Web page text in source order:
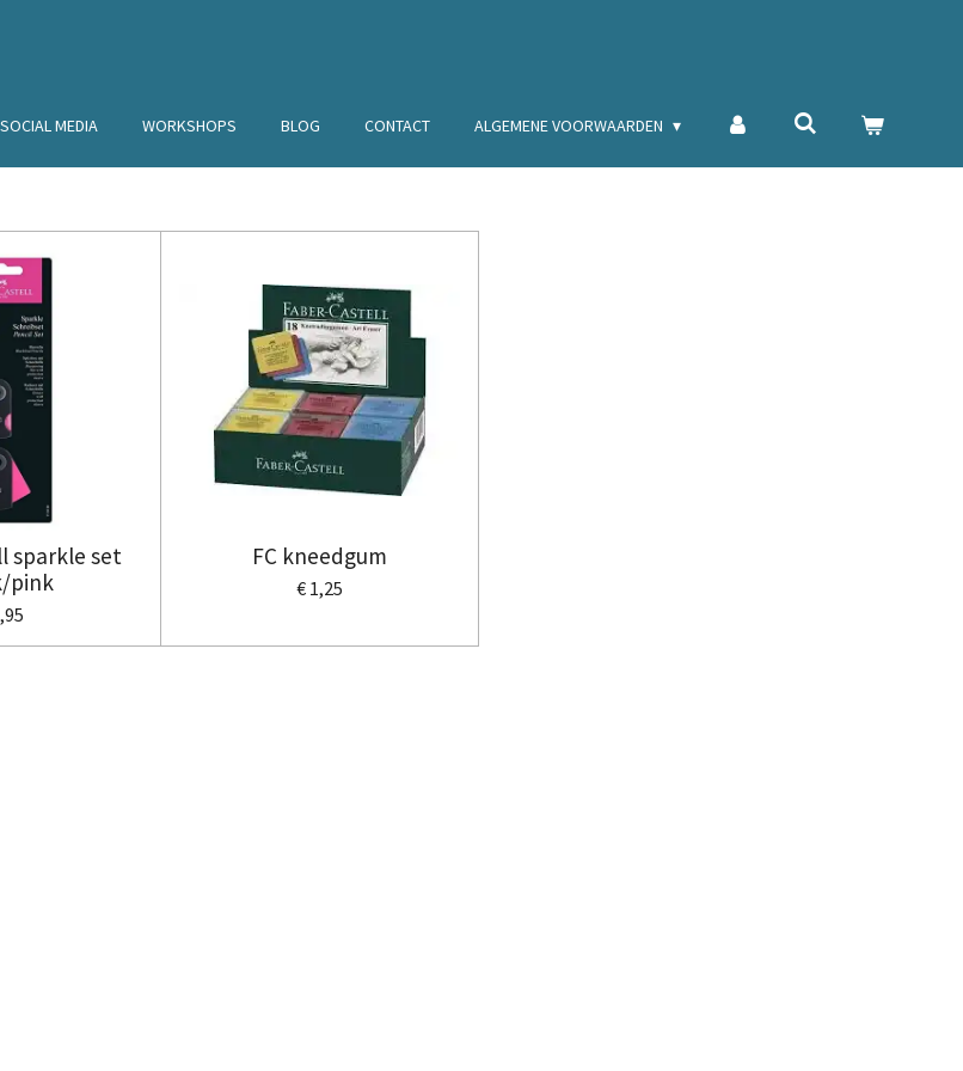
SOCIAL MEDIA WORKSHOPS BLOG CONTACT ALGEMENE VOORWAARDEN
sparkle set
pink
FC kneedgum
€ 1,25